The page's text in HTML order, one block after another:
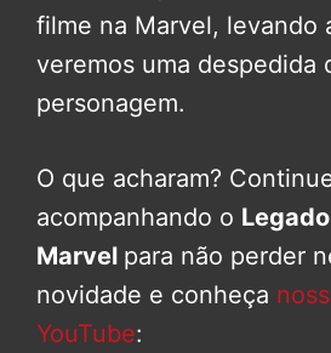
filme na Marvel, levando
veremos uma despedida
personagem.
O que acharam?
acompanhando o
Marvel para não perder
novidade e conheça
YouTube: